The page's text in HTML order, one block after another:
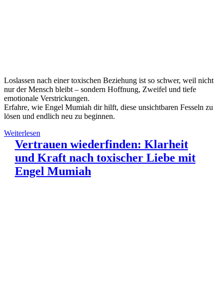
Loslassen nach einer toxischen Beziehung ist so schwer, weil nicht
nur der Mensch bleibt – sondern Hoffnung, Zweifel und tiefe
emotionale Verstrickungen.
Erfahre, wie Engel Mumiah dir hilft, diese unsichtbaren Fesseln zu
lösen und endlich neu zu beginnen.
Weiterlesen
Vertrauen wiederfinden: Klarheit
und Kraft nach toxischer Liebe mit
Engel Mumiah